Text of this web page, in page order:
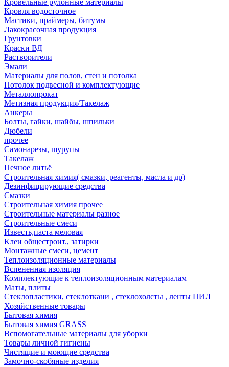
Кровельные рулонные материалы
Кровля водосточное
Мастики, праймеры, битумы
Лакокрасочная продукция
Грунтовки
Краски ВД
Растворители
Эмали
Материалы для полов, стен и потолка
Потолок подвесной и комплектующие
Металлопрокат
Метизная продукция/Такелаж
Анкеры
Болты, гайки, шайбы, шпильки
Дюбели
прочее
Самонарезы, шурупы
Такелаж
Печное литьё
Строительная химия( смазки, реагенты, масла и др)
Дезинфицирующие средства
Смазки
Строительная химия прочее
Строительные материалы разное
Строительные смеси
Известь,паста меловая
Клеи общестроит., затирки
Монтажные смеси, цемент
Теплоизоляционные материалы
Вспененная изоляция
Комплектующие к теплоизоляционным материалам
Маты, плиты
Стеклопластики, стеклоткани , стеклохолсты , ленты ПИЛ
Хозяйственные товары
Бытовая химия
Бытовая химия GRASS
Вспомогательные материалы для уборки
Товары личной гигиены
Чистящие и моющие средства
Замочно-скобяные изделия